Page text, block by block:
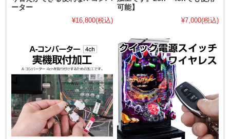
ーター
¥16,800(税込)
可能】
¥7,000(税込)